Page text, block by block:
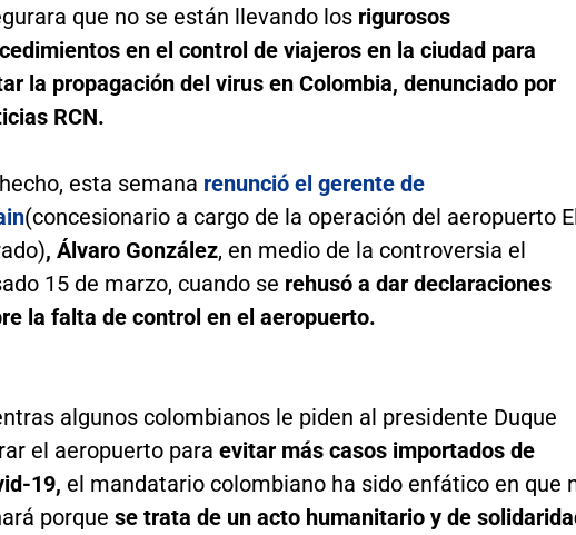
que no se están llevando los rigurosos
en el control de viajeros en la ciudad para
la propagación del virus en Colombia, denunciado por
RCN.
esta semana renunció el gerente de
(concesionario a cargo de la operación del aeropuerto
, Álvaro González, en medio de la controversia el
15 de marzo, cuando se rehusó a dar declaraciones
la falta de control en el aeropuerto.
algunos colombianos le piden al presidente Duque
el aeropuerto para evitar más casos importados de
19, el mandatario colombiano ha sido enfático en que
porque se trata de un acto humanitario y de